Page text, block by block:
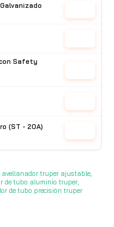
Safety
(ST - 20A)
avellanador truper ajustable,
de tubo aluminio truper,
de tubo precisión truper